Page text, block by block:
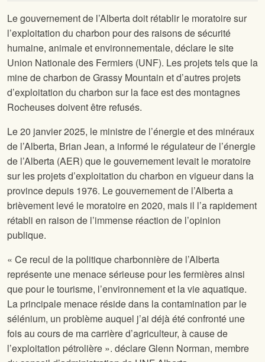
Le gouvernement de l’Alberta doit rétablir le moratoire sur
l’exploitation du charbon pour des raisons de sécurité
humaine, animale et environnementale, déclare le site
Union Nationale des Fermiers (UNF). Les projets tels que la
mine de charbon de Grassy Mountain et d’autres projets
d’exploitation du charbon sur la face est des montagnes
Rocheuses doivent être refusés.
Le 20 janvier 2025, le ministre de l’énergie et des minéraux
de l’Alberta, Brian Jean, a informé le régulateur de l’énergie
de l’Alberta (AER) que le gouvernement levait le moratoire
sur les projets d’exploitation du charbon en vigueur dans la
province depuis 1976. Le gouvernement de l’Alberta a
brièvement levé le moratoire en 2020, mais il l’a rapidement
rétabli en raison de l’immense réaction de l’opinion
publique.
« Ce recul de la politique charbonnière de l’Alberta
représente une menace sérieuse pour les fermières ainsi
que pour le tourisme, l’environnement et la vie aquatique.
La principale menace réside dans la contamination par le
sélénium, un problème auquel j’ai déjà été confronté une
fois au cours de ma carrière d’agriculteur, à cause de
l’exploitation pétrolière ». déclare Glenn Norman, membre